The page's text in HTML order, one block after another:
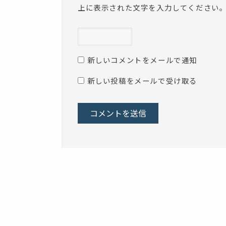
上に表示された文字を入力してください
新しいコメントをメールで通知
新しい投稿をメールで受け取る